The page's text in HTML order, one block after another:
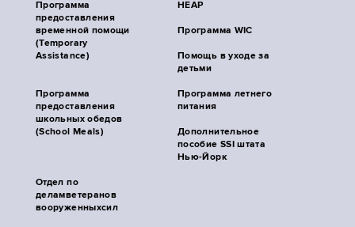
Программа
предоставления
временной помощи
(Temporary
Assistance)
HEAP
Программа WIC
Помощь в уходе за
детьми
Программа
предоставления
школьных обедов
(School Meals)
Программа летнего
питания
Дополнительное
пособие SSI штата
Нью-Йорк
Отдел по
деламветеранов
вооруженныхсил